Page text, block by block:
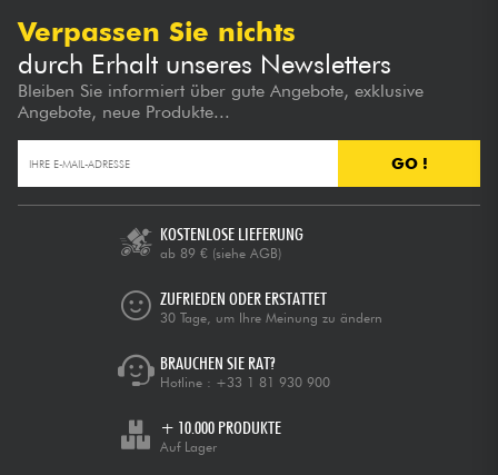
Verpassen Sie nichts
durch Erhalt unseres Newsletters
Bleiben Sie informiert über gute Angebote, exklusive
Angebote, neue Produkte...
GO !
KOSTENLOSE LIEFERUNG
ab 89 € (siehe AGB)
ZUFRIEDEN ODER ERSTATTET
30 Tage, um Ihre Meinung zu ändern
BRAUCHEN SIE RAT?
Hotline : +33 1 81 930 900
+ 10.000 PRODUKTE
Auf Lager